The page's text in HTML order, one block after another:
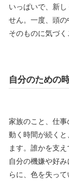
いっぱいで、新
せん。一度、頭
そのものに気づく
自分のための
家族のこと、仕
動く時間が続く
ます。誰かを支
自分の機嫌や好
らに、色を失っ